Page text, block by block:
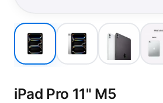
iPad Pro 11" M5